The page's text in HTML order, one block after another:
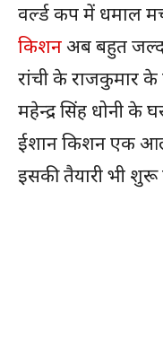
वर्ल्ड कप में धमाल
किशन अब बहुत जल्द
रांची के राजकुमार
महेन्द्र सिंह धोनी के
ईशान किशन एक
इसकी तैयारी भी शुरू